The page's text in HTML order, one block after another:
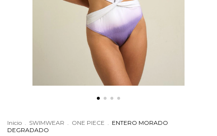
Inicio . SWIMWEAR . ONE PIECE . ENTERO MORADO
DEGRADADO